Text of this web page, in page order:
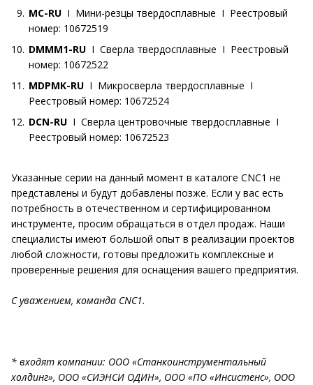
MC-RU I Мини-резцы твердосплавные I Реестровый
номер: 10672519
DMMM1-RU I Сверла твердосплавные I Реестровый
номер: 10672522
MDPMK-RU I Микросверла твердосплавные I
Реестровый номер: 10672524
DCN-RU I Сверла центровочные твердосплавные I
Реестровый номер: 10672523
Указанные серии на данный момент в каталоге CNC1 не
представлены и будут добавлены позже. Если у вас есть
потребность в отечественном и сертифицированном
инструменте, просим обращаться в отдел продаж. Наши
специалисты имеют большой опыт в реализации проектов
любой сложности, готовы предложить комплексные и
проверенные решения для оснащения вашего предприятия.
С уважением, команда CNC1.
* входят компании: ООО «Станкоинструментальный
холдинг», ООО «СИЭНСИ ОДИН», ООО «ПО «Инсистенс», ООО